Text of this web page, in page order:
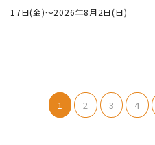
17日(金)～2026年8月2日(日)
1 2 3 4